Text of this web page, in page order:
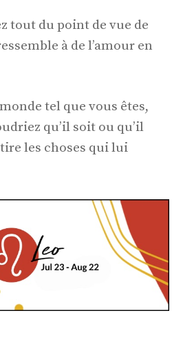
tout du point de vue de
à de l’amour en
tel que vous êtes,
qu’il soit ou qu’il
les choses qui lui